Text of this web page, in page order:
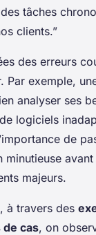
tâches
clients.”
des erreurs
Par exemple,
analyser ses
logiciels
de
minutieuse avant
majeurs.
à travers des
cas, on